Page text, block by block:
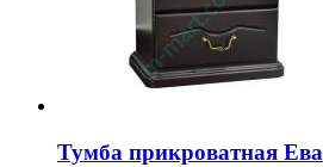
Тумба прикроватная Ева